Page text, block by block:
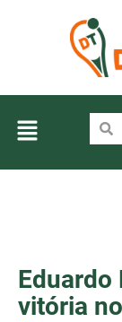
Eduardo
vitória